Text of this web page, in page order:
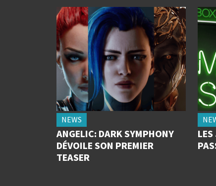
NEWS
ANGELIC: DARK SYMPHONY
DÉVOILE SON PREMIER
TEASER